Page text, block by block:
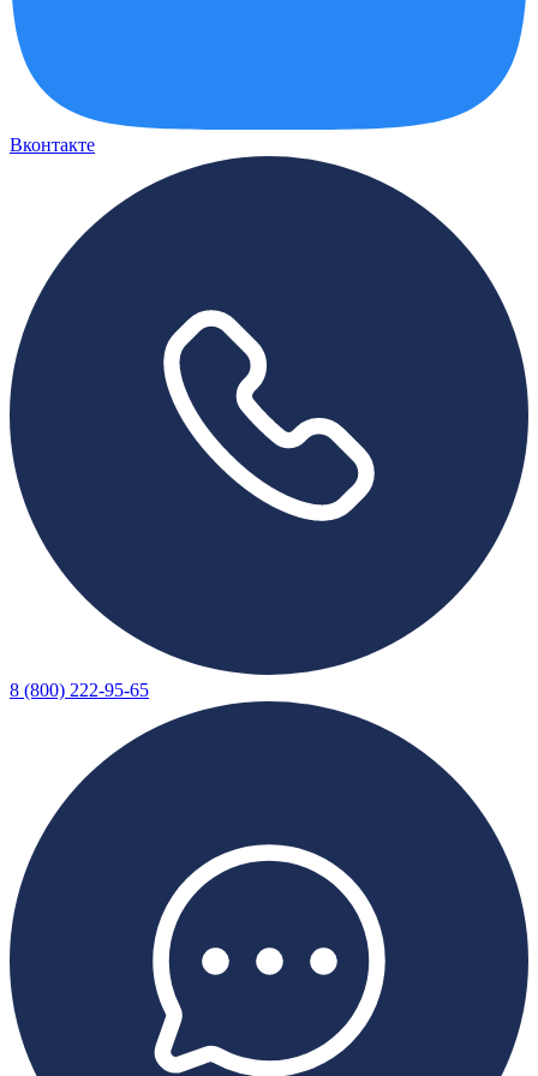
Вконтакте
8 (800) 222-95-65